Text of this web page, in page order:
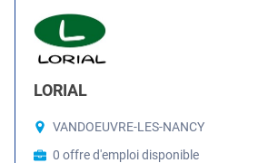
LORIAL
VANDOEUVRE-LES-NANCY
0 offre d'emploi disponible